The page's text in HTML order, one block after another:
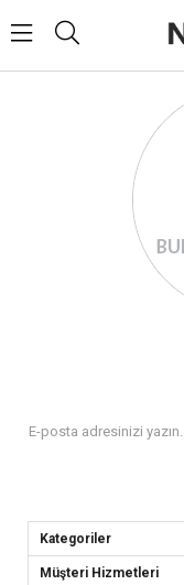
Kategoriler
Müşteri Hizmetleri